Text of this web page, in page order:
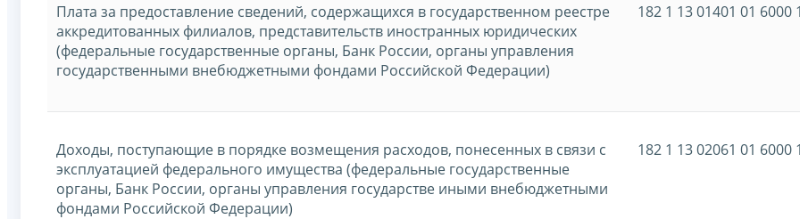
Плата за предоставление сведений, содержащихся в государственном реестре
аккредитованных филиалов, представительств иностранных юридических
(федеральные государственные органы, Банк России, органы управления
государственными внебюджетными фондами Российской Федерации)
182 1 13 01401 01 6000
Доходы, поступающие в порядке возмещения расходов, понесенных в связи с
эксплуатацией федерального имущества (федеральные государственные
органы, Банк России, органы управления государстве иными внебюджетными
фондами Российской Федерации)
182 1 13 02061 01 6000